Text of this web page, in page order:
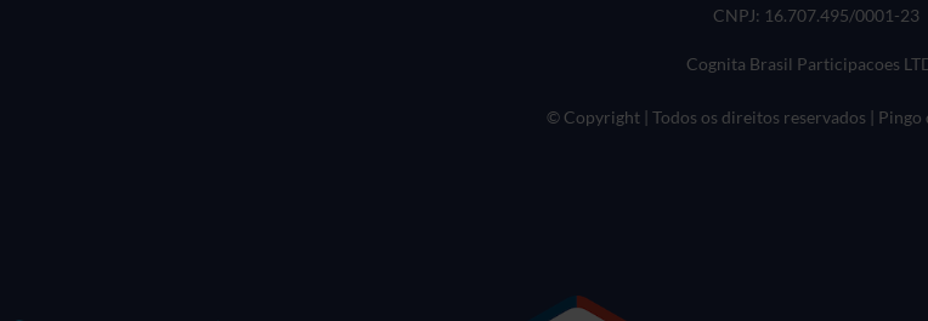
CNPJ: 16.707.495/0001-23
Cognita Brasil Participacoes
© Copyright | Todos os direitos reservados | Pingo